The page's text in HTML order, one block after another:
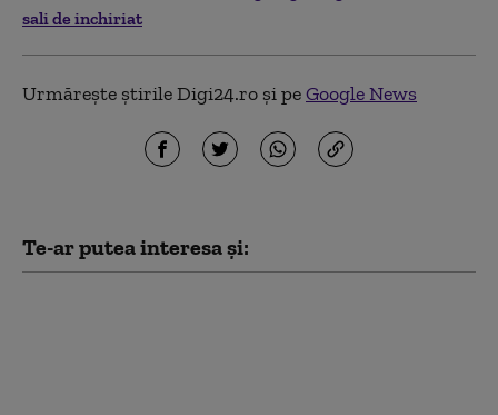
sali de inchiriat
Urmărește știrile Digi24.ro și peGoogle News
Te-ar putea interesa și: